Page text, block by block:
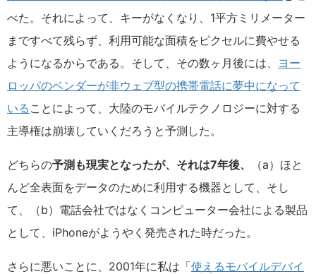
べた。それによって、キーがなくなり、1平方ミリメーター
まですべて残らず、利用可能な面積をピクセルに費やせる
ようになるからである。そして、その数ヶ月後には、 ヨー
ロッパのベンダーが非ウェブ型の携帯電話に夢中になって
いる ことによって、大陸のモバイルテクノロジーに対する
主導権は崩壊していくだろうと予測した。
どちらの予測も現実となったが、それは7年後、
（a）ほと
んど全表面をデータのために利用する機器として、そし
て、（b）電話会社ではなくコンピューター会社による製品
として、iPhoneがようやく発売された時だった。
さらに悪いことに、2001年に私は「使えるモバイルデバイ